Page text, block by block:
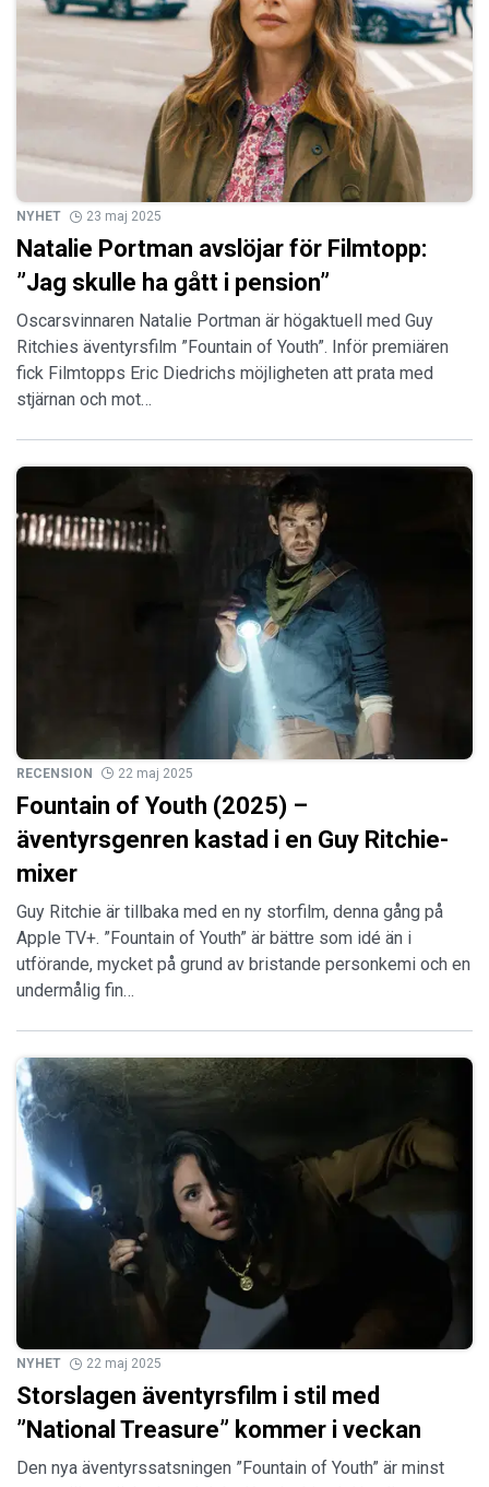
NYHET 23 maj 2025
Natalie Portman avslöjar för Filmtopp:
”Jag skulle ha gått i pension”
Oscarsvinnaren Natalie Portman är högaktuell med Guy
Ritchies äventyrsfilm ”Fountain of Youth”. Inför premiären
fick Filmtopps Eric Diedrichs möjligheten att prata med
stjärnan och mot…
RECENSION 22 maj 2025
Fountain of Youth (2025) –
äventyrsgenren kastad i en Guy Ritchie-
mixer
Guy Ritchie är tillbaka med en ny storfilm, denna gång på
Apple TV+. ”Fountain of Youth” är bättre som idé än i
utförande, mycket på grund av bristande personkemi och en
undermålig fin…
NYHET 22 maj 2025
Storslagen äventyrsfilm i stil med
”National Treasure” kommer i veckan
Den nya äventyrssatsningen ”Fountain of Youth” är minst